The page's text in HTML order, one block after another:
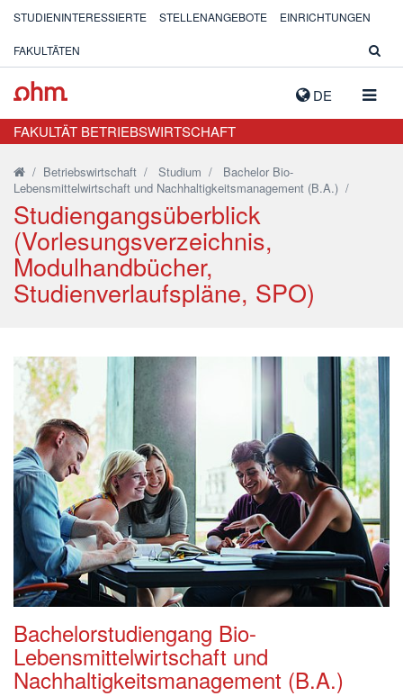
DE
STUDIENINTERESSIERTE STELLENANGEBOTE EINRICHTUNGEN
FAKULTÄTEN
FAKULTÄT BETRIEBSWIRTSCHAFT
/ Betriebswirtschaft / Studium / Bachelor Bio-
Lebensmittelwirtschaft und Nachhaltigkeitsmanagement (B.A.) /
Studiengangsüberblick
(Vorlesungsverzeichnis,
Modulhandbücher,
Studienverlaufspläne, SPO)
Bachelorstudiengang Bio-
Lebensmittelwirtschaft und
Nachhaltigkeitsmanagement (B.A.)